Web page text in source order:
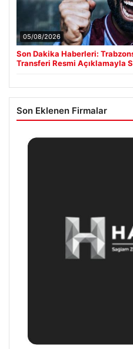
05/08/2026
Son Dakika Haberleri:
Transferi Resmi Açıklamayla
Son Eklenen Firmalar